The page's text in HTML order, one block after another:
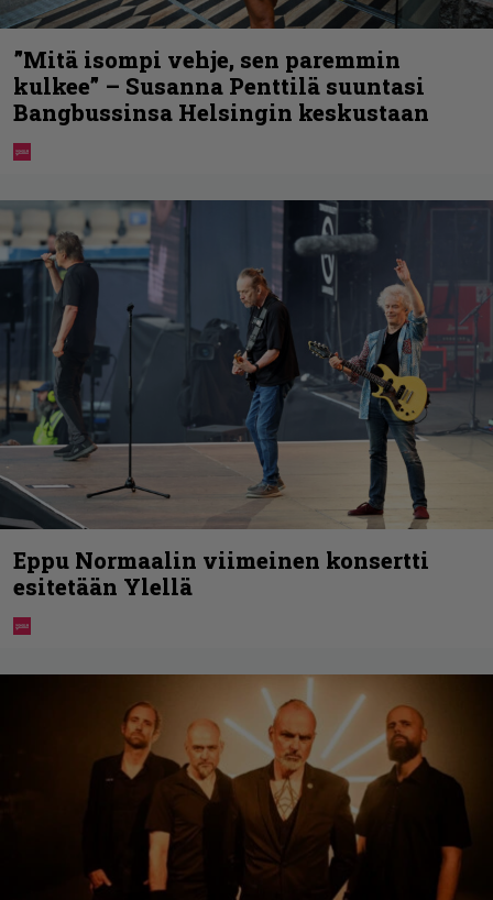
”Mitä isompi vehje, sen paremmin
kulkee” – Susanna Penttilä suuntasi
Bangbussinsa Helsingin keskustaan
Eppu Normaalin viimeinen konsertti
esitetään Ylellä